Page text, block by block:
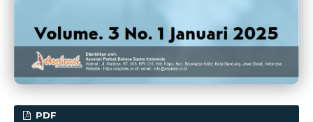
PDF